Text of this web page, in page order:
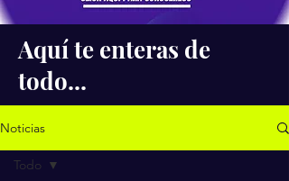
Aquí te enteras de
todo...
Noticias
Todo